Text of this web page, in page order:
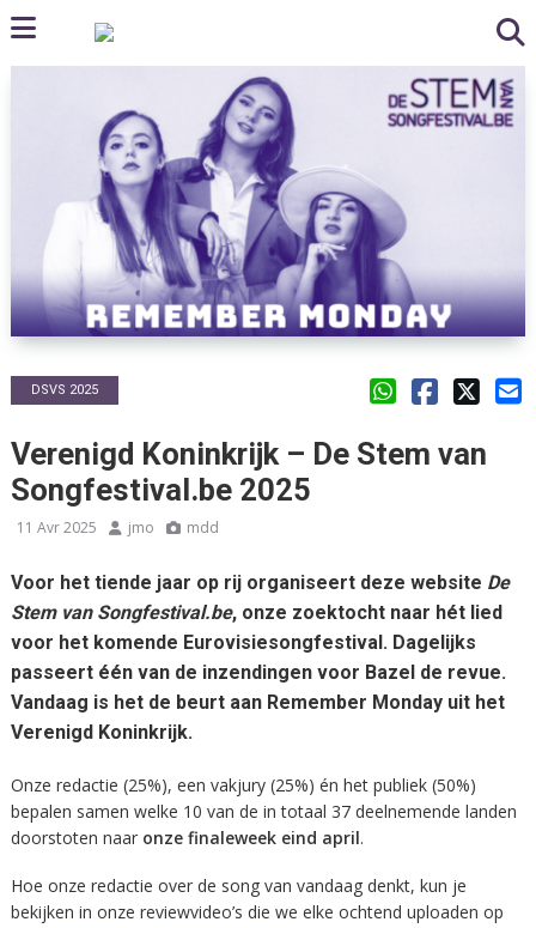
DSVS 2025
Verenigd Koninkrijk – De Stem van
Songfestival.be 2025
11 Avr 2025 jmo mdd
Voor het tiende jaar op rij organiseert deze website De
Stem van Songfestival.be, onze zoektocht naar hét lied
voor het komende Eurovisiesongfestival. Dagelijks
passeert één van de inzendingen voor Bazel de revue.
Vandaag is het de beurt aan Remember Monday uit het
Verenigd Koninkrijk.
Onze redactie (25%), een vakjury (25%) én het publiek (50%)
bepalen samen welke 10 van de in totaal 37 deelnemende landen
doorstoten naar onze finaleweek eind april.
Hoe onze redactie over de song van vandaag denkt, kun je
bekijken in onze reviewvideo’s die we elke ochtend uploaden op